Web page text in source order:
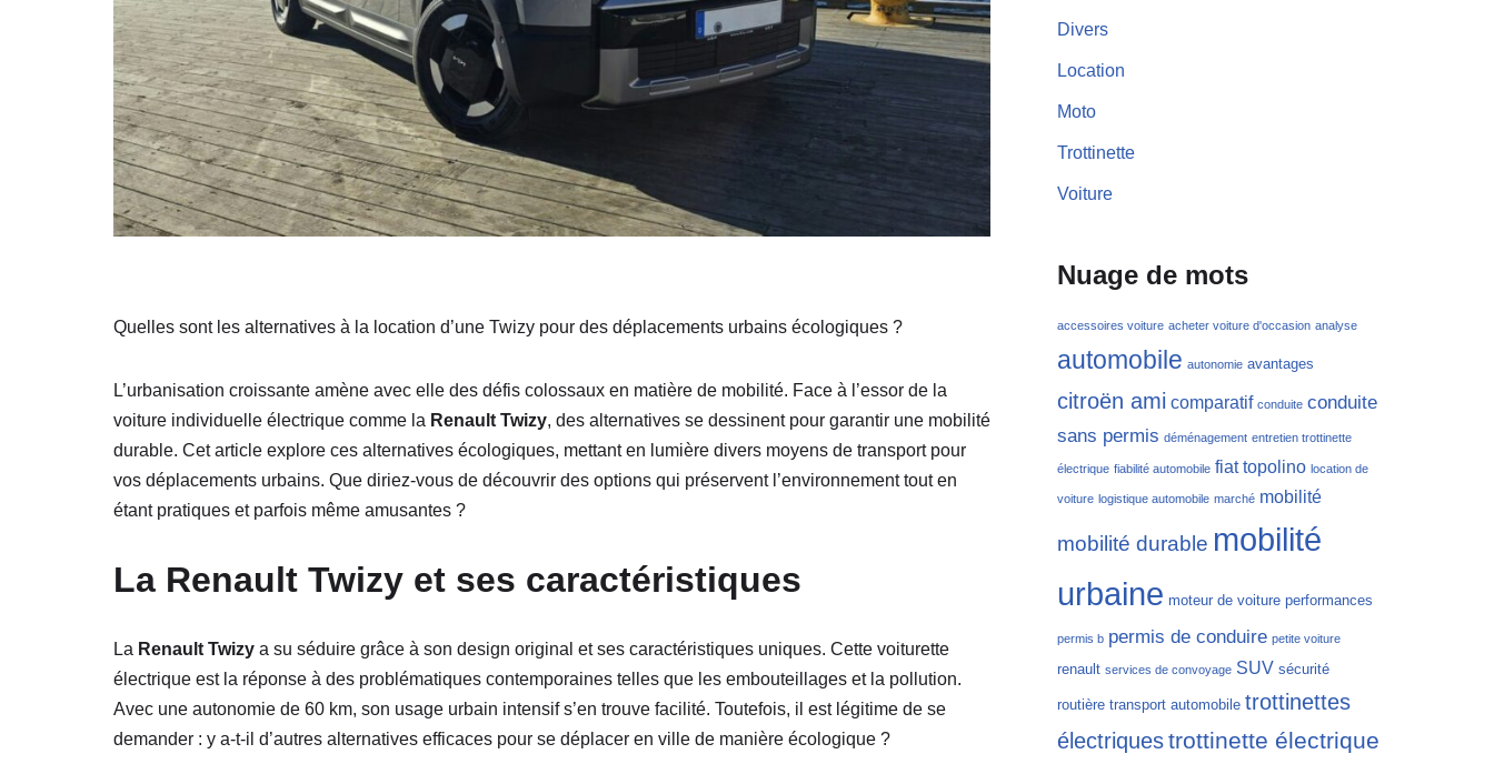
Quelles sont les alternatives à la location d’une Twizy pour des déplacements urbains écologiques ?
L’urbanisation croissante amène avec elle des défis colossaux en matière de mobilité. Face à l’essor de la
voiture individuelle électrique comme la Renault Twizy, des alternatives se dessinent pour garantir une mobilité
durable. Cet article explore ces alternatives écologiques, mettant en lumière divers moyens de transport pour
vos déplacements urbains. Que diriez-vous de découvrir des options qui préservent l’environnement tout en
étant pratiques et parfois même amusantes ?
La Renault Twizy et ses caractéristiques
La Renault Twizy a su séduire grâce à son design original et ses caractéristiques uniques. Cette voiturette
électrique est la réponse à des problématiques contemporaines telles que les embouteillages et la pollution.
Avec une autonomie de 60 km, son usage urbain intensif s’en trouve facilité. Toutefois, il est légitime de se
demander : y a-t-il d’autres alternatives efficaces pour se déplacer en ville de manière écologique ?
Divers
Location
Moto
Trottinette
Voiture
Nuage de mots
accessoires voiture acheter voiture d'occasion analyse
automobile autonomie avantages
citroën ami comparatif conduite conduite
sans permis déménagement entretien trottinette
électrique fiabilité automobile fiat topolino location de
voiture logistique automobile marché mobilité
mobilité durable mobilité
urbaine moteur de voiture performances
permis b permis de conduire petite voiture
renault services de convoyage SUV sécurité
routière transport automobile trottinettes
électriquestrottinette électrique